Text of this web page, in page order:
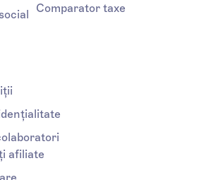
Comparator taxe
afiliate